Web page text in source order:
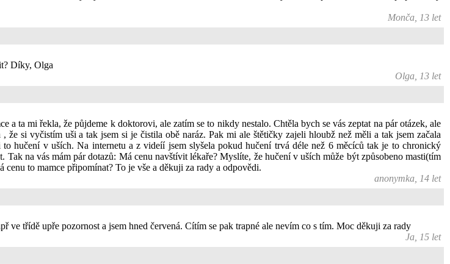
Monča, 13 let
Díky, Olga
Olga, 13 let
ta mi řekla, že půjdeme k doktorovi, ale zatím se to nikdy nestalo. Chtěla bych se vás zeptat na pár otázek, ale
si vyčistím uši a tak jsem si je čistila obě naráz. Pak mi ale štětičky zajeli hloubž než měli a tak jsem začala
hučení v uších. Na internetu a z videíí jsem slyšela pokud hučení trvá déle než 6 měcíců tak je to chronický
na vás mám pár dotazů: Má cenu navštívit lékaře? Myslíte, že hučení v uších může být způsobeno masti(tím
to mamce připomínat? To je vše a děkuji za rady a odpovědi.
anonymka, 14 let
ve třídě upře pozornost a jsem hned červená. Cítím se pak trapné ale nevím co s tím. Moc děkuji za rady
Ja, 15 let